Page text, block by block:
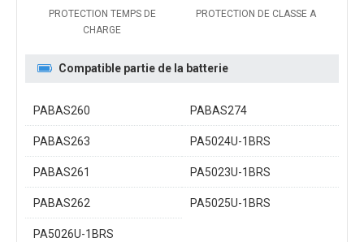
PROTECTION TEMPS DE
CHARGE
PROTECTION DE CLASSE A
Compatible partie de la batterie
PABAS260 PABAS274
PABAS263 PA5024U-1BRS
PABAS261 PA5023U-1BRS
PABAS262 PA5025U-1BRS
PA5026U-1BRS